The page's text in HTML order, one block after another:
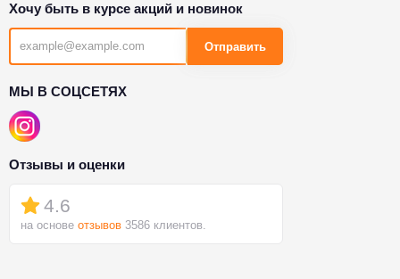
Хочу быть в курсе акций и новинок
Отправить
МЫ В СОЦСЕТЯХ
Отзывы и оценки
4.6
на основе отзывов 3586 клиентов.